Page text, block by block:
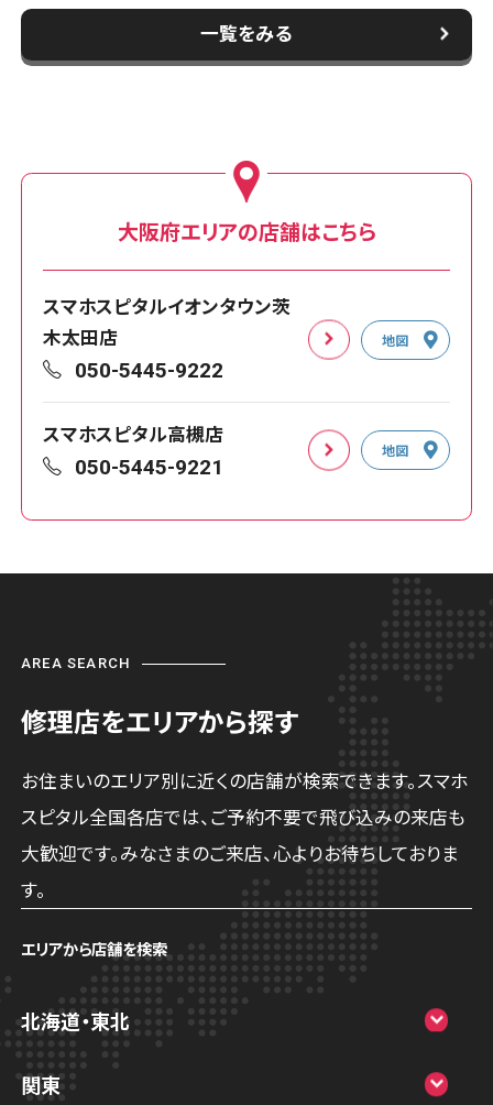
一覧をみる
大阪府エリアの店舗はこちら
スマホスピタルイオンタウン茨
木太田店
050-5445-9222
地図
スマホスピタル高槻店
050-5445-9221
地図
AREA SEARCH
修理店をエリアから探す
お住まいのエリア別に近くの店舗が検索できます。スマホ
スピタル全国各店では、ご予約不要で飛び込みの来店も
大歓迎です。みなさまのご来店、心よりお待ちしておりま
す。
エリアから店舗を検索
北海道・東北
スマホスピタル大丸札幌
関東